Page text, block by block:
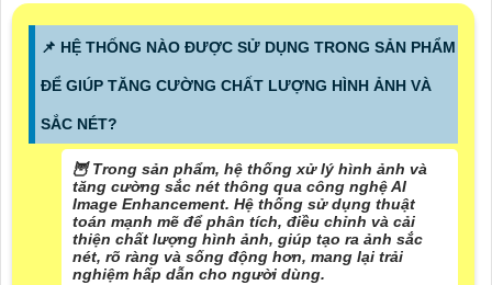
📌 HỆ THỐNG NÀO ĐƯỢC SỬ DỤNG TRONG SẢN PHẨM
ĐỂ GIÚP TĂNG CƯỜNG CHẤT LƯỢNG HÌNH ẢNH VÀ
SẮC NÉT?
🦉 Trong sản phẩm, hệ thống xử lý hình ảnh và
tăng cường sắc nét thông qua công nghệ AI
Image Enhancement. Hệ thống sử dụng thuật
toán mạnh mẽ để phân tích, điều chỉnh và cải
thiện chất lượng hình ảnh, giúp tạo ra ảnh sắc
nét, rõ ràng và sống động hơn, mang lại trải
nghiệm hấp dẫn cho người dùng.